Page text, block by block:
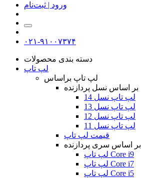
ورود | ثبت‌نام
۰۲۱-۹۱۰۰۷۳۷۴
دسته بندی محصولات
لپ تاپ
لپ تاپ براساس
بر اساس نسل پردازنده
لپ تاپ نسل 14
لپ تاپ نسل 13
لپ تاپ نسل 12
لپ تاپ نسل 11
قیمت لپ تاپ
بر اساس سری پردازنده
لپ تاپ Core i9
لپ تاپ Core i7
لپ تاپ Core i5